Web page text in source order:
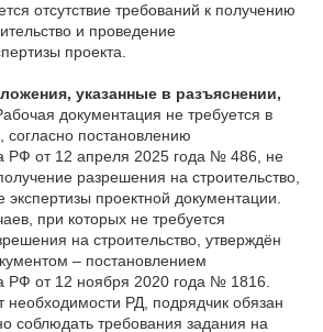
отсутствие требований к получению
и проведение
проекта.
указанные в разъяснении,
документация не требуется в
согласно постановлению
РФ от 12 апреля 2025 года № 486, не
разрешения на строительство,
экспертизы проектной документации.
при которых не требуется
на строительство, утверждён
– постановлением
РФ от 12 ноября 2020 года № 1816.
необходимости РД, подрядчик обязан
соблюдать требования задания на